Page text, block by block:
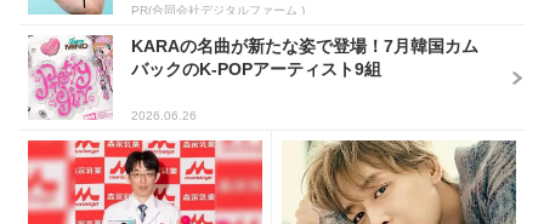
PR(合同会社デジタルファーム )
KARAの名曲が新たな姿で登場！7月韓国カム
バックのK-POPアーティスト9組
2026.06.26